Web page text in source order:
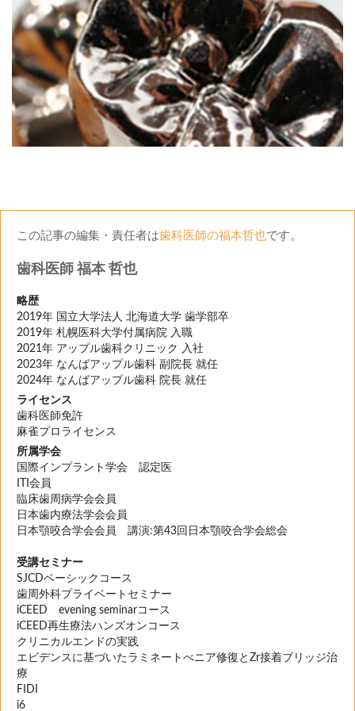
この記事の編集・責任者は歯科医師の福本哲也です。
歯科医師 福本 哲也
略歴
2019年 国立大学法人 北海道大学 歯学部卒
2019年 札幌医科大学付属病院 入職
2021年 アップル歯科クリニック 入社
2023年 なんばアップル歯科 副院長 就任
2024年 なんばアップル歯科 院長 就任
ライセンス
歯科医師免許
麻雀プロライセンス
所属学会
国際インプラント学会 認定医
ITI会員
臨床歯周病学会会員
日本歯内療法学会会員
日本顎咬合学会会員 講演:第43回日本顎咬合学会総会
受講セミナー
SJCDベーシックコース
歯周外科プライベートセミナー
iCEED evening seminarコース
iCEED再生療法ハンズオンコース
クリニカルエンドの実践
エビデンスに基づいたラミネートべニア修復とZr接着ブリッジ治
療
FIDI
i6